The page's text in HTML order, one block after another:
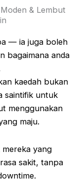
& Lembut
— ia juga boleh
bagaimana anda
kaedah bukan
saintifik untuk
menggunakan
maju.
yang
sakit, tanpa